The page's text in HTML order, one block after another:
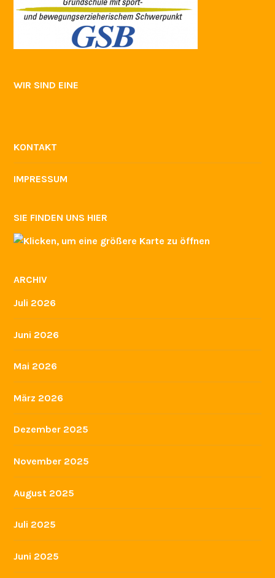
WIR SIND EINE
KONTAKT
IMPRESSUM
SIE FINDEN UNS HIER
ARCHIV
Juli 2026
Juni 2026
Mai 2026
März 2026
Dezember 2025
November 2025
August 2025
Juli 2025
Juni 2025